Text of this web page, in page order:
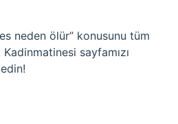
neden ölür” konusunu tüm
sayfamızı